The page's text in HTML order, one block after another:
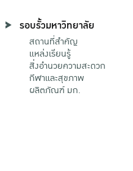
รอบรั้วมหาวิทยาลัย
สถานที่สำคัญ
แหล่งเรียนรู้
สิ่งอำนวยความสะดวก
กีฬาและสุขภาพ
ผลิตภัณฑ์ มก.